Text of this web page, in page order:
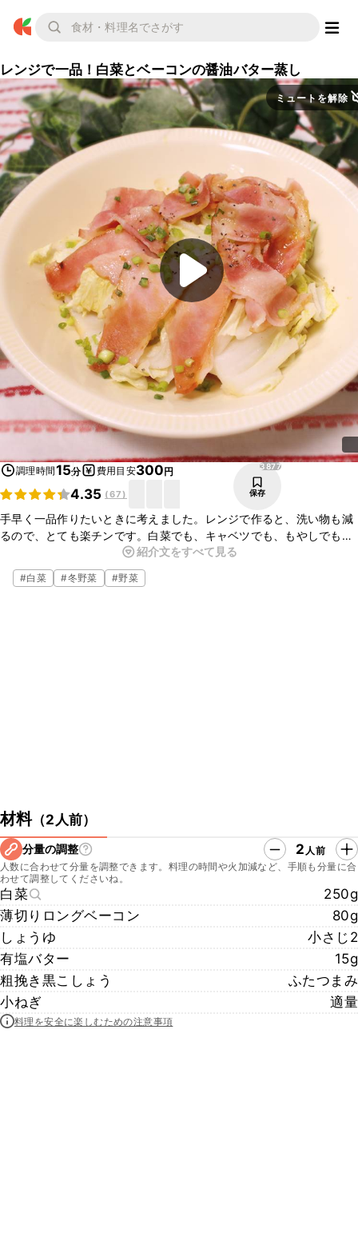
レンジで一品！白菜とベーコンの醤油バター蒸し
ミュートを解除
調理時間15分 費用目安300円
4.35 (67)
3877
保存
手早く一品作りたいときに考えました。レンジで作ると、洗い物も減
るので、とても楽チンです。白菜でも、キャベツでも、もやしでもで
白菜から出る水分は、甘くて美味しいので、是非絡めながら召し上
がってくださいね。
紹介文をすべて見る
#白菜 #冬野菜 #野菜
材料（2人前）
分量の調整 2 人前
人数に合わせて分量を調整できます。料理の時間や火加減など、手順も分量に合
わせて調整してくださいね。
白菜
250g
薄切りロングベーコン
80g
しょうゆ
小さじ2
有塩バター
15g
粗挽き黒こしょう
ふたつまみ
小ねぎ
適量
料理を安全に楽しむための注意事項